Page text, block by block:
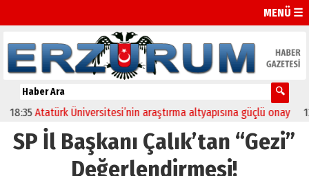
MENÜ ☰
Atatürk Üniversitesi’nin araştırma altyapısına güçlü onay 12:04
SP İl Başkanı Çalık’tan “Gezi”
Değerlendirmesi!